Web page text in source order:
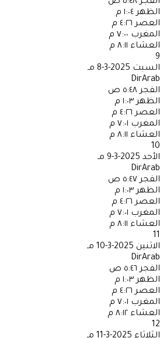
الظهر ١:٠٤ م
العصر ٤:٢٦ م
المغرب ٧:٠٠ م
العشاء ٨:١١ م
9
السبت 2025-3-8 مـ
DirArab
الفجر ٥:٤٨ ص
الظهر ١:٠٣ م
العصر ٤:٢٦ م
المغرب ٧:٠١ م
العشاء ٨:١١ م
10
الأحد 2025-3-9 مـ
DirArab
الفجر ٥:٤٧ ص
الظهر ١:٠٣ م
العصر ٤:٢٦ م
المغرب ٧:٠١ م
العشاء ٨:١١ م
11
الاثنين 2025-3-10 مـ
DirArab
الفجر ٥:٤٦ ص
الظهر ١:٠٣ م
العصر ٤:٢٦ م
المغرب ٧:٠١ م
العشاء ٨:١٢ م
12